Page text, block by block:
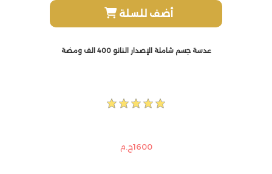
أضف للسلة
عدسة جسم شاملة الإصدار النانو 400 الف ومضة
1600ج.م